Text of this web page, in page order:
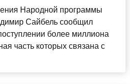
Народной программы
Сайбель сообщил
более миллиона
часть которых связана с